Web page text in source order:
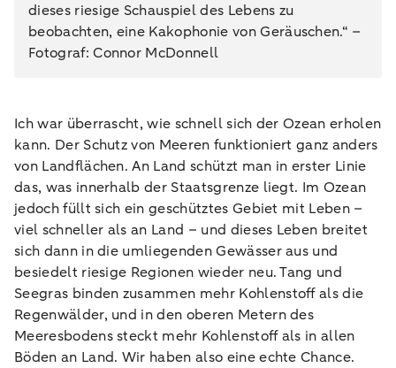
dieses riesige Schauspiel des Lebens zu
beobachten, eine Kakophonie von Geräuschen.“ –
Fotograf: Connor McDonnell
Ich war überrascht, wie schnell sich der Ozean erholen
kann. Der Schutz von Meeren funktioniert ganz anders
von Landflächen. An Land schützt man in erster Linie
das, was innerhalb der Staatsgrenze liegt. Im Ozean
jedoch füllt sich ein geschütztes Gebiet mit Leben –
viel schneller als an Land – und dieses Leben breitet
sich dann in die umliegenden Gewässer aus und
besiedelt riesige Regionen wieder neu. Tang und
Seegras binden zusammen mehr Kohlenstoff als die
Regenwälder, und in den oberen Metern des
Meeresbodens steckt mehr Kohlenstoff als in allen
Böden an Land. Wir haben also eine echte Chance.